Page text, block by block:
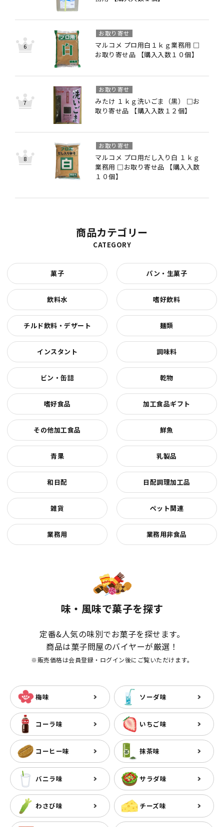
マルコメ プロ用白１ｋｇ業務用 □
お取り寄せ品 【購入入数１０個】
お取り寄せ
みたけ １ｋｇ洗いごま（黒） □お
取り寄せ品 【購入入数１２個】
お取り寄せ
マルコメ プロ用だし入り白 １ｋｇ
業務用 □お取り寄せ品 【購入入数
１０個】
お取り寄せ
商品カテゴリー
CATEGORY
菓子 パン・生菓子
飲料水 嗜好飲料
チルド飲料・デザート 麺類
インスタント 調味料
ビン・缶詰 乾物
嗜好食品 加工食品ギフト
その他加工食品 鮮魚
青果 乳製品
和日配 日配調理加工品
雑貨 ペット関連
業務用 業務用非食品
味・風味で菓子を探す
定番&人気の味別でお菓子を探せます。
商品は菓子問屋のバイヤーが厳選！
※販売価格は会員登録・ログイン後にご覧いただけます。
梅味 ソーダ味
コーラ味 いちご味
コーヒー味 抹茶味
バニラ味 サラダ味
わさび味 チーズ味